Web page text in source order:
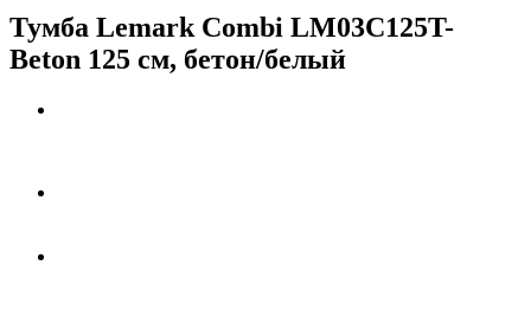
Тумба Lemark Combi LM03C125T-
Beton 125 см, бетон/белый